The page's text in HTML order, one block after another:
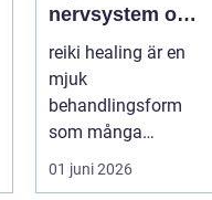
nervsystem och
mer balans i
vardagen
reiki healing är en
mjuk
behandlingsform
som många
använder som ett
komplement till
01 juni 2026